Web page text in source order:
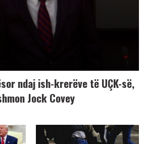
ndaj ish-krerëve të UÇK-së,
Jock Covey